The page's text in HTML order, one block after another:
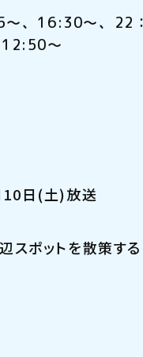
、16:30～、22
～
日(土)放送
スポットを散策する